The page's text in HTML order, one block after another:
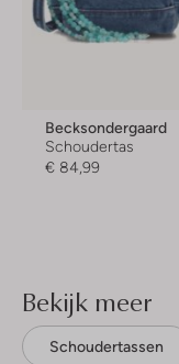
Becksondergaard
Schoudertas
€ 84,99
Bekijk meer
Schoudertassen